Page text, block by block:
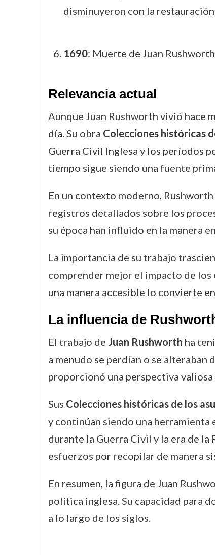
disminuyeron con la
1690: Muerte de Juan
Relevancia actual
Aunque Juan Rushworth vivió hace
día. Su obra Colecciones históricas
Guerra Civil Inglesa y los períodos
tiempo sigue siendo una fuente
En un contexto moderno,
registros detallados sobre los
su época han influido en la manera
La importancia de su trabajo
comprender mejor el impacto de los
una manera accesible lo convierte
La influencia de
El trabajo de Juan Rushworth ha
a menudo se perdían o se
proporcionó una perspectiva
Sus Colecciones históricas de los
y continúan siendo una herramienta
durante la Guerra Civil y la era de
esfuerzos por recopilar de manera
En resumen, la figura de Juan
política inglesa. Su capacidad para
a lo largo de los siglos.